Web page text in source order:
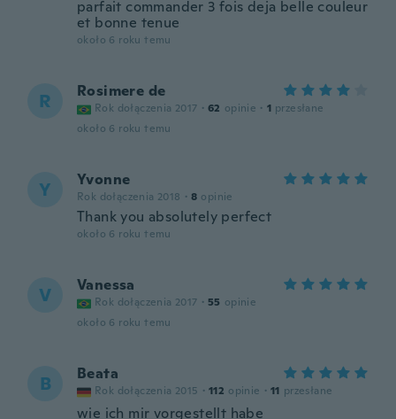
parfait commander 3 fois deja belle couleur
et bonne tenue
około 6 roku temu
R Rosimere de
Rok dołączenia 2017 · 62 opinie · 1 przesłane
około 6 roku temu
Y Yvonne
Rok dołączenia 2018 · 8 opinie
Thank you absolutely perfect
około 6 roku temu
V Vanessa
Rok dołączenia 2017 · 55 opinie
około 6 roku temu
B Beata
Rok dołączenia 2015 · 112 opinie · 11 przesłane
wie ich mir vorgestellt habe